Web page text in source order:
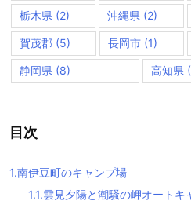
栃木県 (2) 沖縄県 (2)
賀茂郡 (5) 長岡市 (1)
静岡県 (8) 高知県
目次
1.南伊豆町のキャンプ場
1.1.雲見夕陽と潮騒の岬オートキ